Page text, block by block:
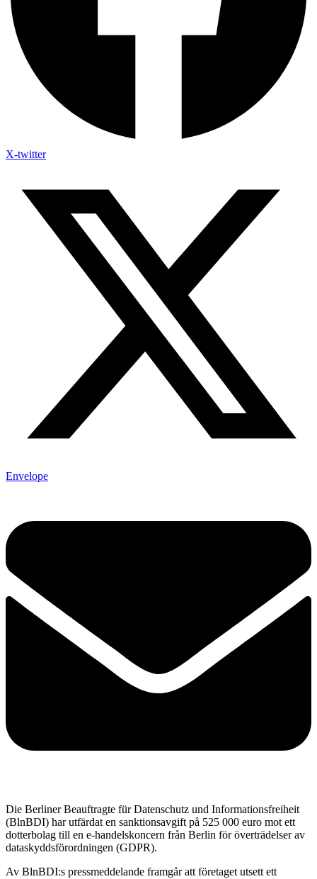
X-twitter
Envelope
Die Berliner Beauftragte für Datenschutz und Informationsfreiheit
(BlnBDI) har utfärdat en sanktionsavgift på 525 000 euro mot ett
dotterbolag till en e-handelskoncern från Berlin för överträdelser av
dataskyddsförordningen (GDPR).
Av BlnBDI:s pressmeddelande framgår att företaget utsett ett